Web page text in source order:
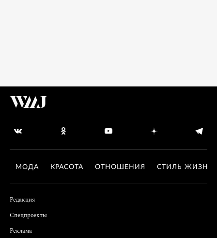
МОДА КРАСОТА ОТНОШЕНИЯ СТИЛЬ ЖИЗНИ
Редакция
Спецпроекты
Реклама